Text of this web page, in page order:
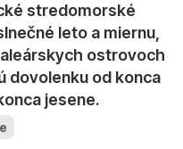
stredomorské
leto a miernu,
ostrovoch
dovolenku od konca
jesene.